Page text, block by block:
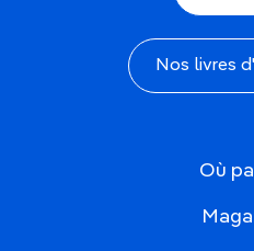
Nos livres
Où